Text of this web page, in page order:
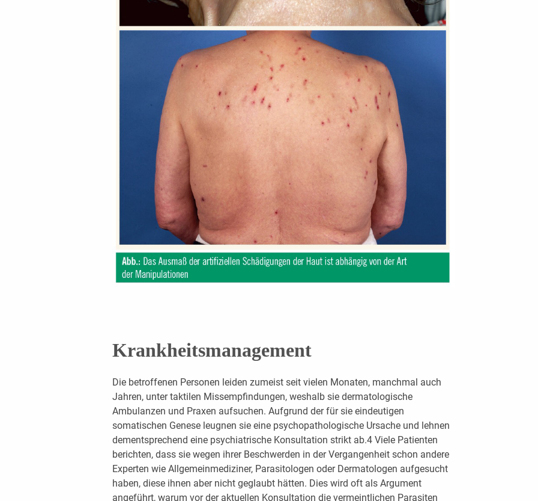
Krankheitsmanagement
Die betroffenen Personen leiden zumeist seit vielen Monaten, manchmal auch
Jahren, unter taktilen Missempfindungen, weshalb sie dermatologische
Ambulanzen und Praxen aufsuchen. Aufgrund der für sie eindeutigen
somatischen Genese leugnen sie eine psychopathologische Ursache und lehnen
dementsprechend eine psychiatrische Konsultation strikt ab.4 Viele Patienten
berichten, dass sie wegen ihrer Beschwerden in der Vergangenheit schon andere
Experten wie Allgemeinmediziner, Parasitologen oder Dermatologen aufgesucht
haben, diese ihnen aber nicht geglaubt hätten. Dies wird oft als Argument
angeführt, warum vor der aktuellen Konsultation die vermeintlichen Parasiten